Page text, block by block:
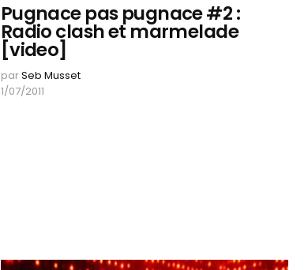
Pugnace pas pugnace #2 :
Radio clash et marmelade
[video]
parSeb Musset
1/07/2011